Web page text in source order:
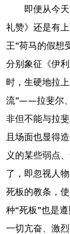
即便从今天
礼赞》还是有
王”荷马的假想
分别象征《伊
时，生硬地拉
流”——拉斐尔
非但不能与拉
且场面也显得
义的某些弱点
了，即忽视人
死板的教条，
种“死板”也是
一切亢奋、激